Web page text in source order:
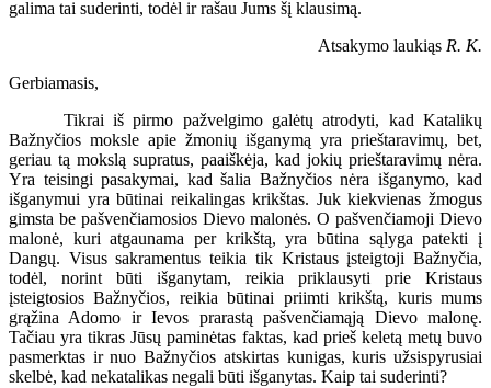
galima tai suderinti, todėl ir rašau Jums šį klausimą.
Atsakymo laukiąs R. K.
Gerbiamasis,
Tikrai iš pirmo pažvelgimo galėtų atrodyti, kad Katalikų
Bažnyčios moksle apie žmonių išganymą yra prieštaravimų, bet,
geriau tą mokslą supratus, paaiškėja, kad jokių prieštaravimų nėra.
Yra teisingi pasakymai, kad šalia Bažnyčios nėra išganymo, kad
išganymui yra būtinai reikalingas krikštas. Juk kiekvienas žmogus
gimsta be pašvenčiamosios Dievo malonės. O pašvenčiamoji Dievo
malonė, kuri atgaunama per krikštą, yra būtina sąlyga patekti į
Dangų. Visus sakramentus teikia tik Kristaus įsteigtoji Bažnyčia,
todėl, norint būti išganytam, reikia priklausyti prie Kristaus
įsteigtosios Bažnyčios, reikia būtinai priimti krikštą, kuris mums
grąžina Adomo ir Ievos prarastą pašvenčiamąją Dievo malonę.
Tačiau yra tikras Jūsų paminėtas faktas, kad prieš keletą metų buvo
pasmerktas ir nuo Bažnyčios atskirtas kunigas, kuris užsispyrusiai
skelbė, kad nekatalikas negali būti išganytas. Kaip tai suderinti?